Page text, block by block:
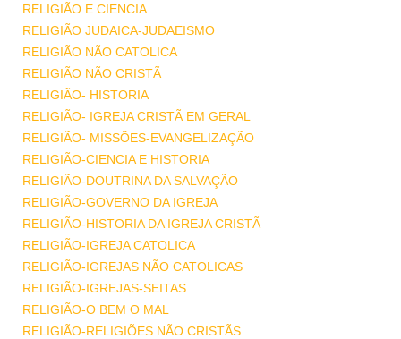
RELIGIÃO E CIENCIA
RELIGIÃO JUDAICA-JUDAEISMO
RELIGIÃO NÃO CATOLICA
RELIGIÃO NÃO CRISTÃ
RELIGIÃO- HISTORIA
RELIGIÃO- IGREJA CRISTÃ EM GERAL
RELIGIÃO- MISSÕES-EVANGELIZAÇÃO
RELIGIÃO-CIENCIA E HISTORIA
RELIGIÃO-DOUTRINA DA SALVAÇÃO
RELIGIÃO-GOVERNO DA IGREJA
RELIGIÃO-HISTORIA DA IGREJA CRISTÃ
RELIGIÃO-IGREJA CATOLICA
RELIGIÃO-IGREJAS NÃO CATOLICAS
RELIGIÃO-IGREJAS-SEITAS
RELIGIÃO-O BEM O MAL
RELIGIÃO-RELIGIÕES NÃO CRISTÃS